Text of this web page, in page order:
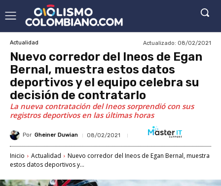
Actualidad Actualizado: 08/02/2021
Nuevo corredor del Ineos de Egan
Bernal, muestra estos datos
deportivos y el equipo celebra su
decisión de contratarlo
La nueva contratación del Ineos sorprendió con sus
registros deportivos en las últimas horas
Por Gheiner Duwian 08/02/2021
Inicio Actualidad
Nuevo corredor del Ineos de Egan Bernal, muestra
estos datos deportivos y...